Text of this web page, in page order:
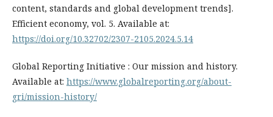
content, standards and global development trends].
Efficient economy, vol. 5. Available at:
https://doi.org/10.32702/2307-2105.2024.5.14
Global Reporting Initiative : Our mission and history.
Available at: https://www.globalreporting.org/about-
gri/mission-history/